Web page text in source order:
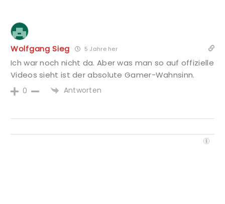
Wolfgang Sieg 5 Jahre her
Ich war noch nicht da. Aber was man so auf offizielle
Videos sieht ist der absolute Gamer-Wahnsinn.
0 Antworten